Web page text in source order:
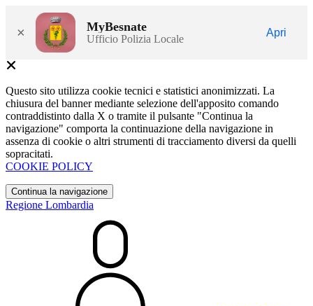
× MyBesnate
Ufficio Polizia Locale
Apri
Questo sito utilizza cookie tecnici e statistici anonimizzati. La
chiusura del banner mediante selezione dell'apposito comando
contraddistinto dalla X o tramite il pulsante "Continua la
navigazione" comporta la continuazione della navigazione in
assenza di cookie o altri strumenti di tracciamento diversi da quelli
sopracitati.
COOKIE POLICY
Continua la navigazione
Regione Lombardia